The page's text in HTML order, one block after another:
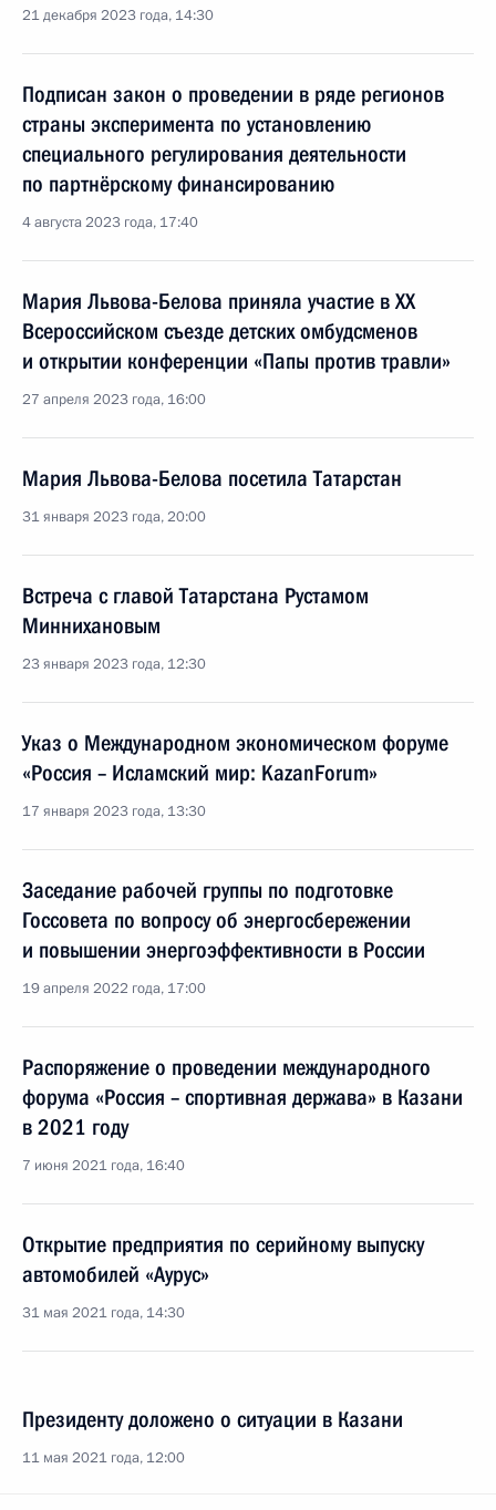
21 декабря 2023 года, 14:30
Подписан закон о проведении в ряде регионов
страны эксперимента по установлению
специального регулирования деятельности
по партнёрскому финансированию
4 августа 2023 года, 17:40
Мария Львова-Белова приняла участие в XX
Всероссийском съезде детских омбудсменов
и открытии конференции «Папы против травли»
27 апреля 2023 года, 16:00
Мария Львова-Белова посетила Татарстан
31 января 2023 года, 20:00
Встреча с главой Татарстана Рустамом
Миннихановым
23 января 2023 года, 12:30
Указ о Международном экономическом форуме
«Россия – Исламский мир: KazanForum»
17 января 2023 года, 13:30
Заседание рабочей группы по подготовке
Госсовета по вопросу об энергосбережении
и повышении энергоэффективности в России
19 апреля 2022 года, 17:00
Распоряжение о проведении международного
форума «Россия – спортивная держава» в Казани
в 2021 году
7 июня 2021 года, 16:40
Открытие предприятия по серийному выпуску
автомобилей «Аурус»
31 мая 2021 года, 14:30
Президенту доложено о ситуации в Казани
11 мая 2021 года, 12:00